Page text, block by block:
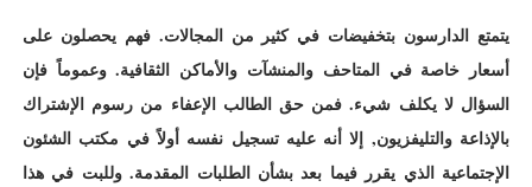
يتمتع الدارسون بتخفيضات في كثير من المجالات. فهم يحصلون على
أسعار خاصة في المتاحف والمنشآت والأماكن الثقافية. وعموماً فإن
السؤال لا يكلف شيء. فمن حق الطالب الإعفاء من رسوم الإشتراك
بالإذاعة والتليفزيون, إلا أنه عليه تسجيل نفسه أولاً في مكتب الشئون
الإجتماعية الذي يقرر فيما بعد بشأن الطلبات المقدمة. وللبت في هذا